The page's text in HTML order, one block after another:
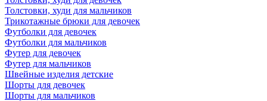
Толстовки, худи для мальчиков
Трикотажные брюки для девочек
Футболки для девочек
Футболки для мальчиков
Футер для девочек
Футер для мальчиков
Швейные изделия детские
Шорты для девочек
Шорты для мальчиков